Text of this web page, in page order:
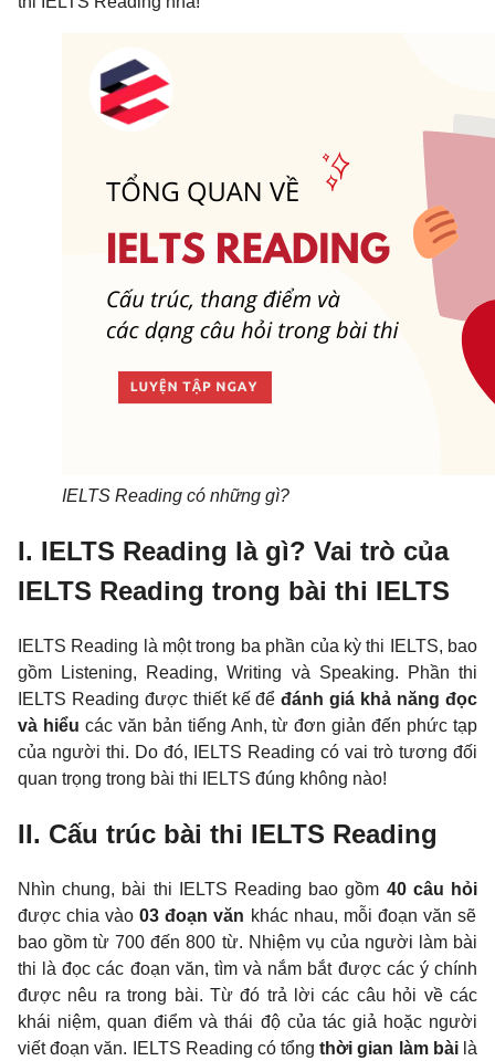
IELTS Reading có những gì?
I. IELTS Reading là gì? Vai trò của
IELTS Reading trong bài thi IELTS
IELTS Reading là một trong ba phần của kỳ thi IELTS, bao
gồm Listening, Reading, Writing và Speaking. Phần thi
IELTS Reading được thiết kế đểđánh giá khả năng đọc
và hiểu các văn bản tiếng Anh, từ đơn giản đến phức tạp
của người thi. Do đó, IELTS Reading có vai trò tương đối
quan trọng trong bài thi IELTS đúng không nào!
II. Cấu trúc bài thi IELTS Reading
Nhìn chung, bài thi IELTS Reading bao gồm 40 câu hỏi
được chia vào03 đoạn văn khác nhau, mỗi đoạn văn sẽ
bao gồm từ 700 đến 800 từ. Nhiệm vụ của người làm bài
thi là đọc các đoạn văn, tìm và nắm bắt được các ý chính
được nêu ra trong bài. Từ đó trả lời các câu hỏi về các
khái niệm, quan điểm và thái độ của tác giả hoặc người
viết đoạn văn. IELTS Reading có tổngthời gian làm bàilà